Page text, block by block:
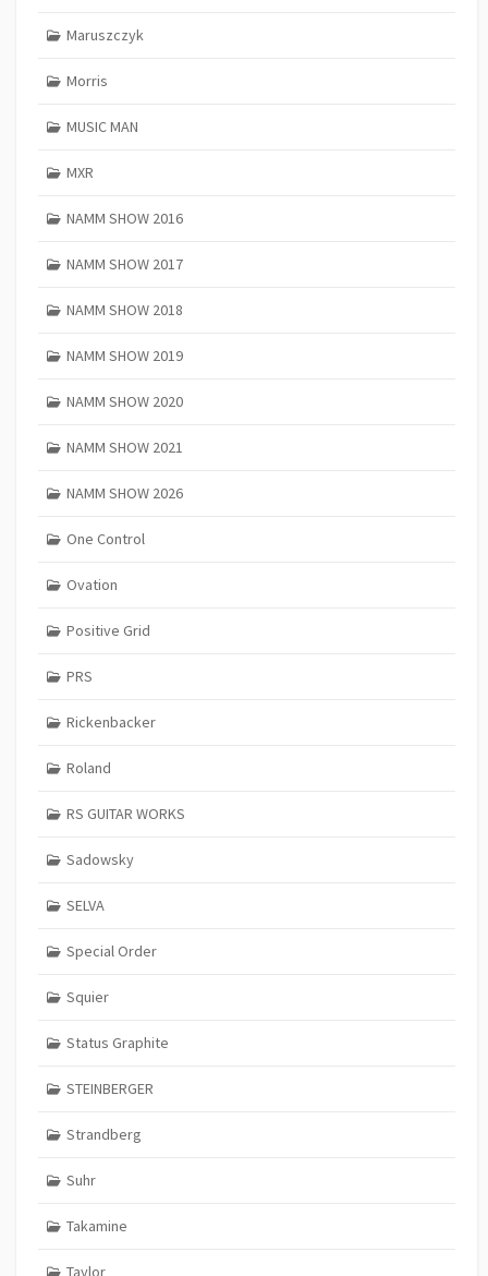
Maruszczyk
Morris
MUSIC MAN
MXR
NAMM SHOW 2016
NAMM SHOW 2017
NAMM SHOW 2018
NAMM SHOW 2019
NAMM SHOW 2020
NAMM SHOW 2021
NAMM SHOW 2026
One Control
Ovation
Positive Grid
PRS
Rickenbacker
Roland
RS GUITAR WORKS
Sadowsky
SELVA
Special Order
Squier
Status Graphite
STEINBERGER
Strandberg
Suhr
Takamine
Taylor